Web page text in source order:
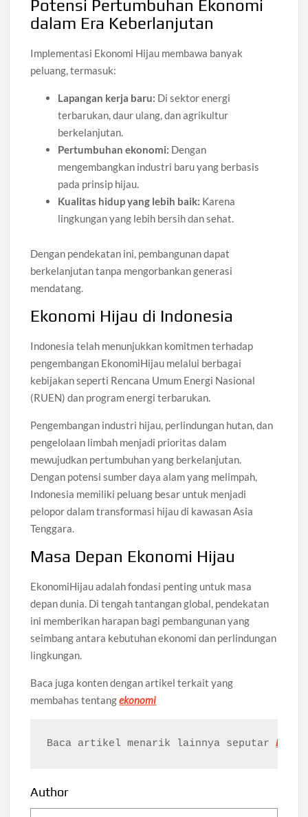
Potensi Pertumbuhan Ekonomi
dalam Era Keberlanjutan
Implementasi Ekonomi Hijau membawa banyak
peluang, termasuk:
Lapangan kerja baru: Di sektor energi
terbarukan, daur ulang, dan agrikultur
berkelanjutan.
Pertumbuhan ekonomi: Dengan
mengembangkan industri baru yang berbasis
pada prinsip hijau.
Kualitas hidup yang lebih baik: Karena
lingkungan yang lebih bersih dan sehat.
Dengan pendekatan ini, pembangunan dapat
berkelanjutan tanpa mengorbankan generasi
mendatang.
Ekonomi Hijau di Indonesia
Indonesia telah menunjukkan komitmen terhadap
pengembangan EkonomiHijau melalui berbagai
kebijakan seperti Rencana Umum Energi Nasional
(RUEN) dan program energi terbarukan.
Pengembangan industri hijau, perlindungan hutan, dan
pengelolaan limbah menjadi prioritas dalam
mewujudkan pertumbuhan yang berkelanjutan.
Dengan potensi sumber daya alam yang melimpah,
Indonesia memiliki peluang besar untuk menjadi
pelopor dalam transformasi hijau di kawasan Asia
Tenggara.
Masa Depan Ekonomi Hijau
EkonomiHijau adalah fondasi penting untuk masa
depan dunia. Di tengah tantangan global, pendekatan
ini memberikan harapan bagi pembangunan yang
seimbang antara kebutuhan ekonomi dan perlindungan
lingkungan.
Baca juga konten dengan artikel terkait yang
membahas tentangekonomi
Baca artikel menarik lainnya seputar
Author